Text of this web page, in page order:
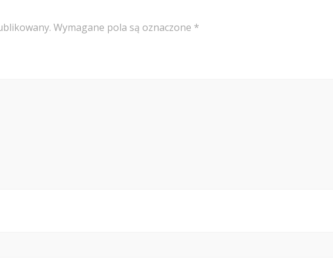
Wymagane pola są oznaczone *